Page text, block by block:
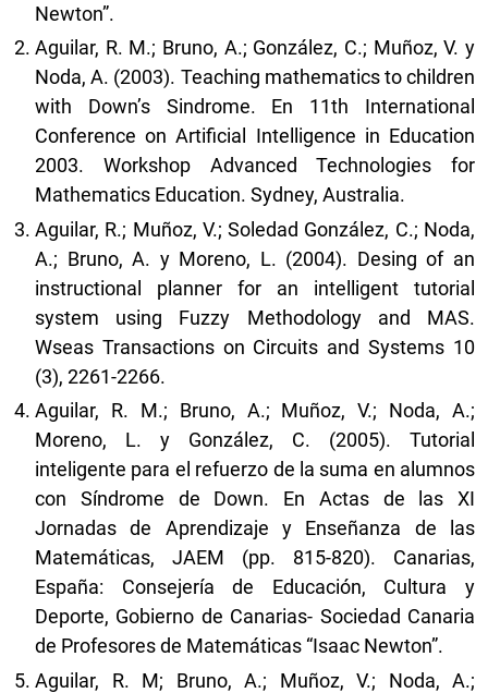
Newton”.
Aguilar, R. M.; Bruno, A.; González, C.; Muñoz, V. y
Noda, A. (2003). Teaching mathematics to children
with Down’s Sindrome. En 11th International
Conference on Artificial Intelligence in Education
2003. Workshop Advanced Technologies for
Mathematics Education. Sydney, Australia.
Aguilar, R.; Muñoz, V.; Soledad González, C.; Noda,
A.; Bruno, A. y Moreno, L. (2004). Desing of an
instructional planner for an intelligent tutorial
system using Fuzzy Methodology and MAS.
Wseas Transactions on Circuits and Systems 10
(3), 2261-2266.
Aguilar, R. M.; Bruno, A.; Muñoz, V.; Noda, A.;
Moreno, L. y González, C. (2005). Tutorial
inteligente para el refuerzo de la suma en alumnos
con Síndrome de Down. En Actas de las XI
Jornadas de Aprendizaje y Enseñanza de las
Matemáticas, JAEM (pp. 815-820). Canarias,
España: Consejería de Educación, Cultura y
Deporte, Gobierno de Canarias- Sociedad Canaria
de Profesores de Matemáticas “Isaac Newton”.
Aguilar, R. M; Bruno, A.; Muñoz, V.; Noda, A.;